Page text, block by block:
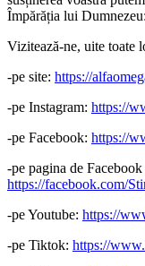
Împărăția lui
Vizitează-ne, uite toate
-pe site: https://
-pe Instagram: https://
-pe Facebook: https://
-pe pagina de
https://facebook.com/
-pe Youtube: https://
-pe Tiktok: https://